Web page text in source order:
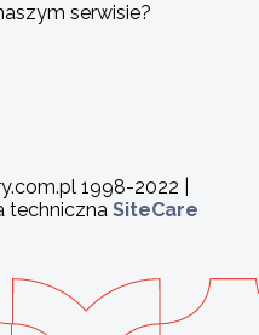
serwisie?
1998-2022 |
techniczna SiteCare